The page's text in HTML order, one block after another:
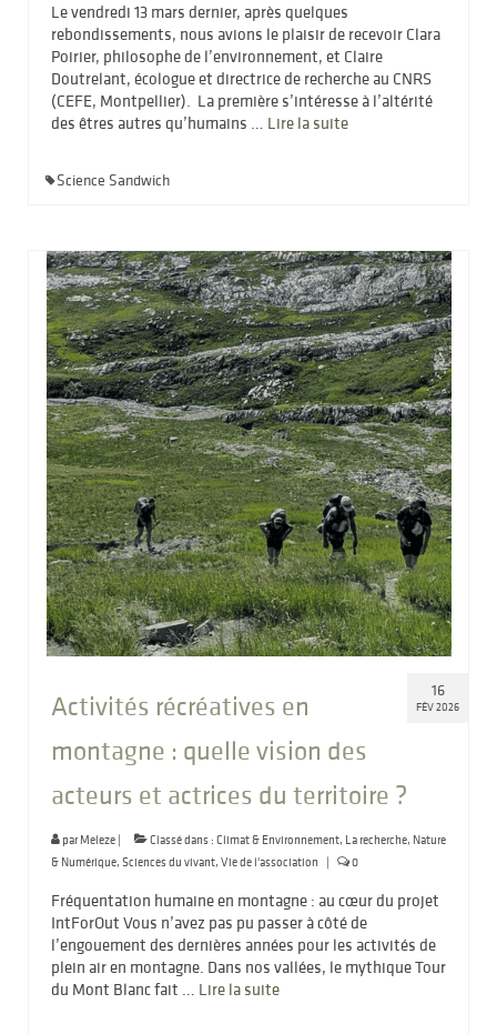
Le vendredi 13 mars dernier, après quelques
rebondissements, nous avions le plaisir de recevoir Clara
Poirier, philosophe de l’environnement, et Claire
Doutrelant, écologue et directrice de recherche au CNRS
(CEFE, Montpellier). La première s’intéresse à l’altérité
des êtres autres qu’humains … Lire la suite­­
Science Sandwich
16
FÉV 2026
Activités récréatives en
montagne : quelle vision des
acteurs et actrices du territoire ?
parMeleze | Classé dans : Climat & Environnement, La recherche, Nature
& Numérique, Sciences du vivant, Vie de l'association | 0
Fréquentation humaine en montagne : au cœur du projet
IntForOut Vous n’avez pas pu passer à côté de
l’engouement des dernières années pour les activités de
plein air en montagne. Dans nos vallées, le mythique Tour
du Mont Blanc fait … Lire la suite­­